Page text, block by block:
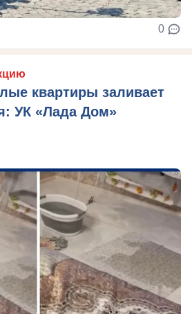
0
квартиры заливает
УК «Лада Дом»